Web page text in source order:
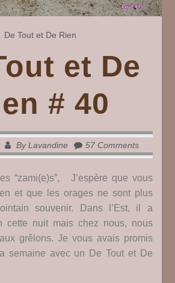
De Tout et De Rien
et De
# 40
ByLavandine 57 Comments
“zami(e)s”, J’espère que vous
et que les orages ne sont plus
souvenir. Dans l’Est, il a
cette nuit mais chez nous, nous
grêlons. Je vous avais promis
semaine avec un De Tout et De